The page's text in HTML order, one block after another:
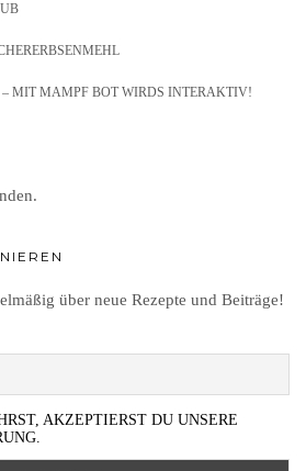
– MIT MAMPF BOT WIRDS INTERAKTIV!
über neue Rezepte und Beiträge!
AKZEPTIERST DU UNSERE